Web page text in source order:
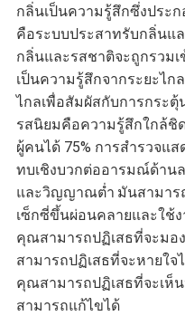
กลิ่นเป็นความรู้สึกซึ่งประ
คือระบบประสาทรับกลิ่นแ
กลิ่นและรสชาติจะถูกรวม
เป็นความรู้สึกจากระยะไ
ไกลเพื่อสัมผัสกับการกระตุ้
รสนิยมคือความรู้สึกใกล้ชิ
ผู้คนได้ 75% การสำรวจแ
ทบเชิงบวกต่ออารมณ์ด้าน
และวิญญาณต่ำ มันสามา
เซ็กซี่ขึ้นผ่อนคลายและใช้
คุณสามารถปฏิเสธที่จะมอ
สามารถปฏิเสธที่จะหายใจ
คุณสามารถปฏิเสธที่จะเห็
สามารถแก้ไขได้